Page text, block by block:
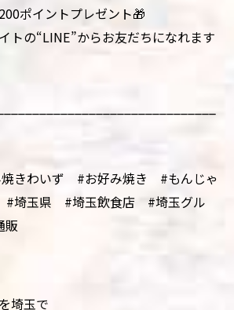
ポイントプレゼント🎁
トの“LINE”からお友だちになれます
きわいず #お好み焼き #もんじゃ
埼玉県 #埼玉飲食店 #埼玉グル
販
埼玉で